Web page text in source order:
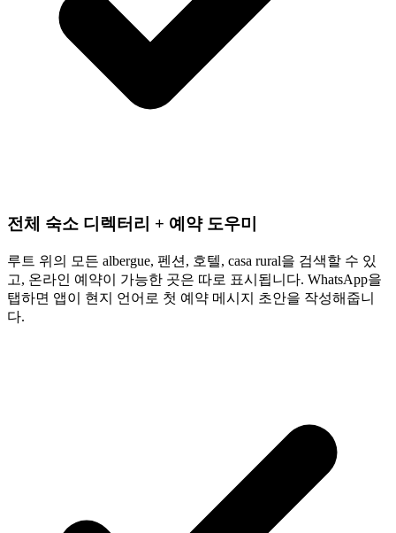
전체 숙소 디렉터리 + 예약 도우미
루트 위의 모든 albergue, 펜션, 호텔, casa rural을 검색할 수 있
고, 온라인 예약이 가능한 곳은 따로 표시됩니다. WhatsApp을
탭하면 앱이 현지 언어로 첫 예약 메시지 초안을 작성해줍니
다.